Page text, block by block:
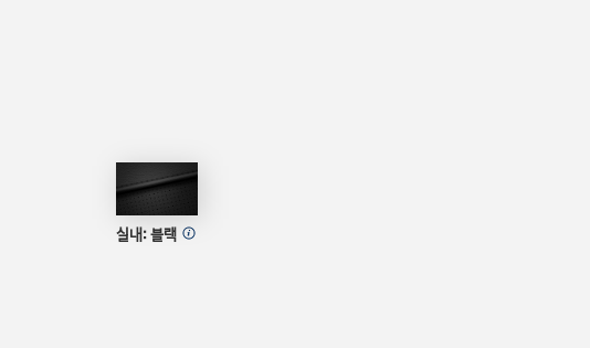
블랙
실내:블랙